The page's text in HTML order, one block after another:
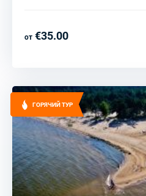
от €35.00
ГОРЯЧИЙ ТУР